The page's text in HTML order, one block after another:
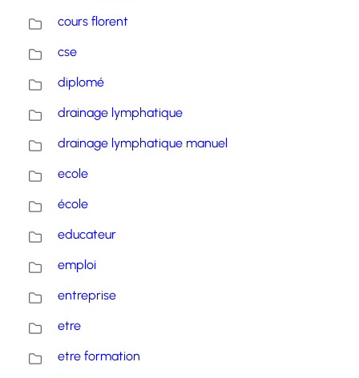
cours florent
cse
diplomé
drainage lymphatique
drainage lymphatique manuel
ecole
école
educateur
emploi
entreprise
etre
etre formation